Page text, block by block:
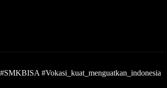
#SMKBISA #Vokasi_kuat_menguatkan_indonesia